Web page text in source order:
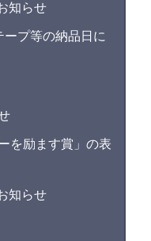
知らせ
プ等の納品日に
を励ます賞」の表
知らせ